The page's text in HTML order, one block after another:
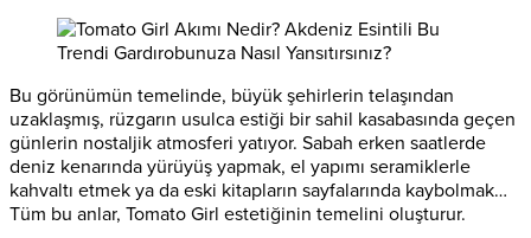
Bu görünümün temelinde, büyük şehirlerin telaşından
uzaklaşmış, rüzgarın usulca estiği bir sahil kasabasında geçen
günlerin nostaljik atmosferi yatıyor. Sabah erken saatlerde
deniz kenarında yürüyüş yapmak, el yapımı seramiklerle
kahvaltı etmek ya da eski kitapların sayfalarında kaybolmak…
Tüm bu anlar, Tomato Girl estetiğinin temelini oluşturur.